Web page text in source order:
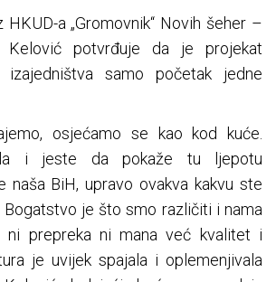
a „Gromovnik“ Novih šeher –
Kelović potvrđuje da je projekat
izajedništva samo početak jedne
osjećamo se kao kod kuće.
i jeste da pokaže tu ljepotu
BiH, upravo ovakva kakvu ste
Bogatstvo je što smo različiti i nama
prepreka ni mana već kvalitet i
je uvijek spajala i oplemenjivala